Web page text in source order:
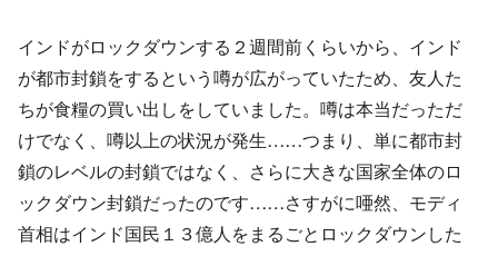
インドがロックダウンする２週間前くらいから、インド
が都市封鎖をするという噂が広がっていたため、友人た
ちが食糧の買い出しをしていました。噂は本当だっただ
けでなく、噂以上の状況が発生……つまり、単に都市封
鎖のレベルの封鎖ではなく、さらに大きな国家全体のロ
ックダウン封鎖だったのです……さすがに唖然、モディ
首相はインド国民１３億人をまるごとロックダウンした